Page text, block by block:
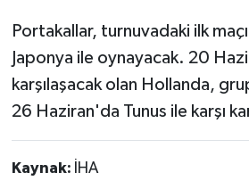
Portakallar, turnuvadaki ilk
Japonya ile oynayacak. 20
karşılaşacak olan Hollanda,
26 Haziran'da Tunus ile karşı
Kaynak: İHA